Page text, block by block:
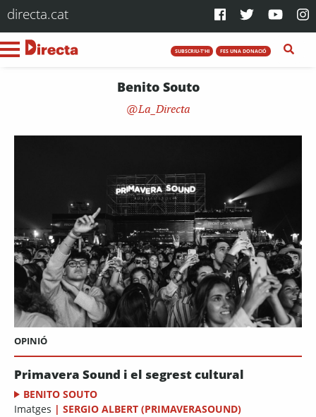
directa.cat
SUBSCRIU-T'HI FES UNA DONACIÓ
Benito Souto
La_Directa
OPINIÓ
Primavera Sound i el segrest cultural
BENITO SOUTO
Imatges | SERGIO ALBERT (PRIMAVERASOUND)